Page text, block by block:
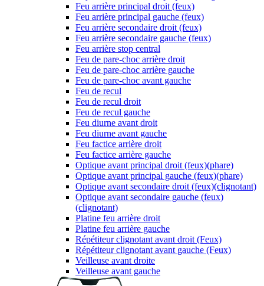
Feu arrière principal droit (feux)
Feu arrière principal gauche (feux)
Feu arrière secondaire droit (feux)
Feu arrière secondaire gauche (feux)
Feu arrière stop central
Feu de pare-choc arrière droit
Feu de pare-choc arrière gauche
Feu de pare-choc avant gauche
Feu de recul
Feu de recul droit
Feu de recul gauche
Feu diurne avant droit
Feu diurne avant gauche
Feu factice arrière droit
Feu factice arrière gauche
Optique avant principal droit (feux)(phare)
Optique avant principal gauche (feux)(phare)
Optique avant secondaire droit (feux)(clignotant)
Optique avant secondaire gauche (feux)
(clignotant)
Platine feu arrière droit
Platine feu arrière gauche
Répétiteur clignotant avant droit (Feux)
Répétiteur clignotant avant gauche (Feux)
Veilleuse avant droite
Veilleuse avant gauche